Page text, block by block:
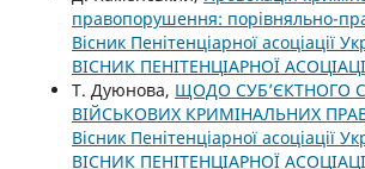
правопорушення: порівняльно-
Вісник Пенітенціарної асоціації
ВІСНИК ПЕНІТЕНЦІАРНОЇ
Т. Дуюнова, ЩОДО СУБ’ЄКТНОГО
ВІЙСЬКОВИХ КРИМІНАЛЬНИХ
Вісник Пенітенціарної асоціації
ВІСНИК ПЕНІТЕНЦІАРНОЇ